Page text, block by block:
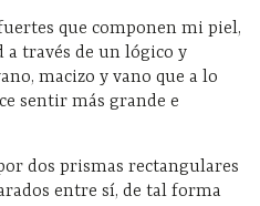
que componen mi piel,
través de un lógico y
macizo y vano que a lo
sentir más grande e
dos prismas rectangulares
entre sí, de tal forma